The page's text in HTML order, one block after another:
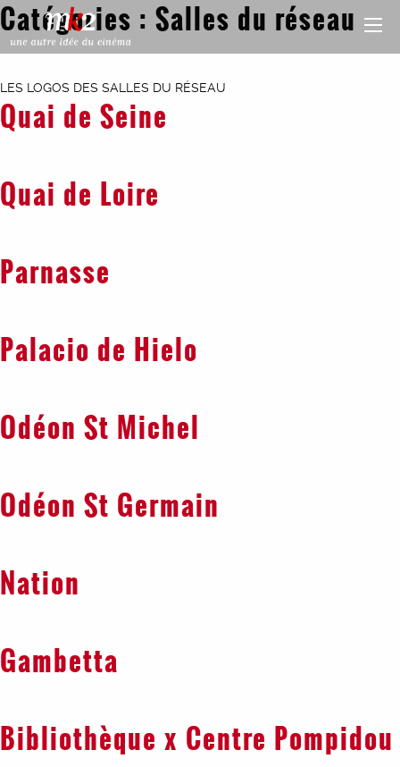
Catégories : Salles du réseau
LES LOGOS DES SALLES DU RÉSEAU
Quai de Seine
Quai de Loire
Parnasse
Palacio de Hielo
Odéon St Michel
Odéon St Germain
Nation
Gambetta
Bibliothèque x Centre Pompidou